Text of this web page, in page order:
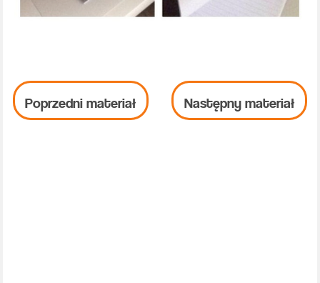
Poprzedni materiał Następny materiał